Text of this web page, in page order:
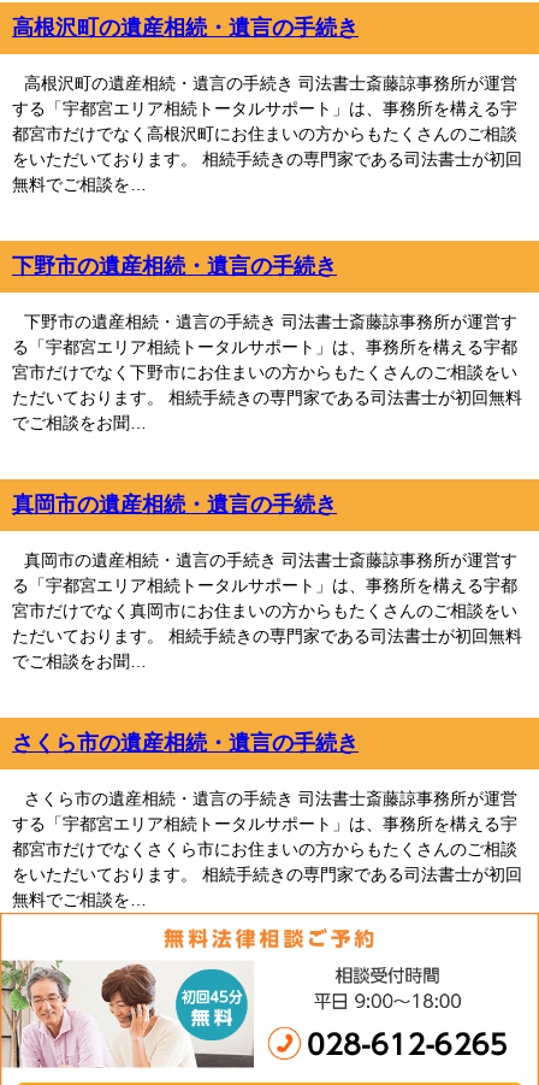
高根沢町の遺産相続・遺言の手続き
高根沢町の遺産相続・遺言の手続き 司法書士斎藤諒事務所が運営
する「宇都宮エリア相続トータルサポート」は、事務所を構える宇
都宮市だけでなく高根沢町にお住まいの方からもたくさんのご相談
をいただいております。 相続手続きの専門家である司法書士が初回
無料でご相談を…
下野市の遺産相続・遺言の手続き
下野市の遺産相続・遺言の手続き 司法書士斎藤諒事務所が運営す
る「宇都宮エリア相続トータルサポート」は、事務所を構える宇都
宮市だけでなく下野市にお住まいの方からもたくさんのご相談をい
ただいております。 相続手続きの専門家である司法書士が初回無料
でご相談をお聞…
真岡市の遺産相続・遺言の手続き
真岡市の遺産相続・遺言の手続き 司法書士斎藤諒事務所が運営す
る「宇都宮エリア相続トータルサポート」は、事務所を構える宇都
宮市だけでなく真岡市にお住まいの方からもたくさんのご相談をい
ただいております。 相続手続きの専門家である司法書士が初回無料
でご相談をお聞…
さくら市の遺産相続・遺言の手続き
さくら市の遺産相続・遺言の手続き 司法書士斎藤諒事務所が運営
する「宇都宮エリア相続トータルサポート」は、事務所を構える宇
都宮市だけでなくさくら市にお住まいの方からもたくさんのご相談
をいただいております。 相続手続きの専門家である司法書士が初回
無料でご相談を…